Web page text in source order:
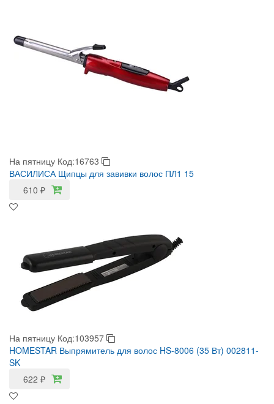
На пятницу Код:16763
ВАСИЛИСА Щипцы для завивки волос ПЛ1 15
610 ₽
На пятницу Код:103957
HOMESTAR Выпрямитель для волос HS-8006 (35 Вт) 002811-
SK
622 ₽